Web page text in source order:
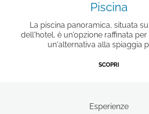
Piscina
La piscina panoramica, situata
dell'hotel, è un'opzione raffinata
un'alternativa alla spiaggia
SCOPRI
Esperienze